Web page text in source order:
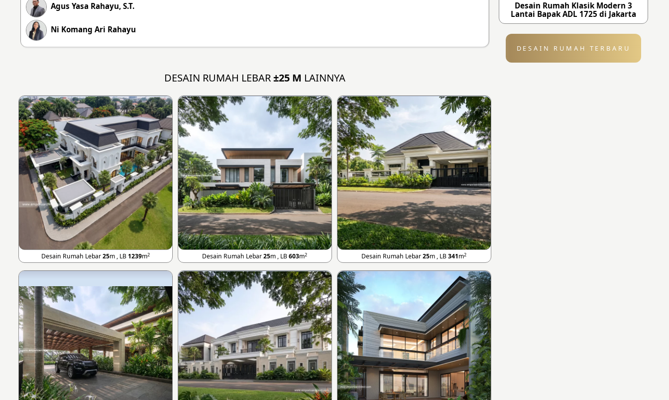
Agus Yasa Rahayu, S.T.
Ni Komang Ari Rahayu
DESAIN RUMAH LEBAR±25 M LAINNYA
Desain Rumah Lebar25m , LB 1239m2 Desain Rumah Lebar25m , LB603m2 Desain Rumah Lebar25m , LB341m2
Desain Rumah Klasik Modern 3
Lantai Bapak ADL 1725 di Jakarta
DESAIN RUMAH TERBARU